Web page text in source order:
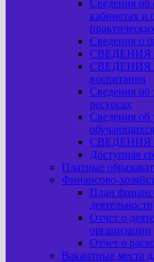
Сведения об
кабинетах и
Сведения о
СВЕДЕНИЯ
СВЕДЕНИЯ о
воспитания
Сведения об
ресурсах
Сведения об
обучающихся
СВЕДЕНИЯ
Доступная
Платные
Финансово-
План
деятельности
Отчет о
организации
Отчет о
Вакантные места